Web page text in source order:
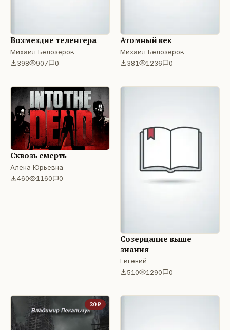
Возмездие теленгера
Михаил Белозёров
398
907 0
Атомный век
Михаил Белозёров
381
1236 0
Сквозь смерть
Алена Юрьевна
460
1160 0
Созерцание выше
знания
Евгений
510
1290 0
20₽